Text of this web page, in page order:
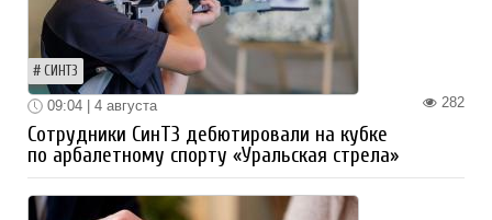
СИНТЗ
282
09:04 | 4 августа
Сотрудники СинТЗ дебютировали на кубке
по арбалетному спорту «Уральская стрела»